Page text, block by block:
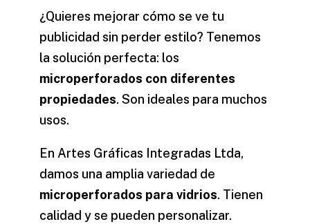
¿Quieres mejorar cómo se ve tu
publicidad sin perder estilo? Tenemos
la solución perfecta: los
microperforados con diferentes
propiedades. Son ideales para muchos
usos.
En Artes Gráficas Integradas Ltda,
damos una amplia variedad de
microperforados para vidrios. Tienen
calidad y se pueden personalizar.